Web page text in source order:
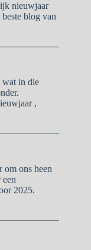
nieuwjaar
blog van
wat in die
,
om ons heen
een
2025.